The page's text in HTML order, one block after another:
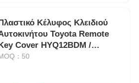
Πλαστικό Κέλυφος Κλειδιού
Toyota Remote
Key Cover HYQ12BDM /
/ GQ4-52T
：50